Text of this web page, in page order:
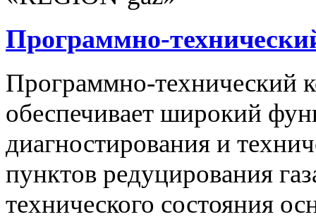
Программно-
Программно-технический
обеспечивает широкий
диагностирования и
пунктов редуцирования
технического состояния